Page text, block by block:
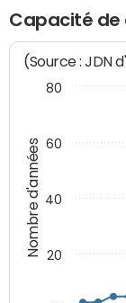
Capacité de
Nombre d'années
(Source : JDN
20
40
60
80